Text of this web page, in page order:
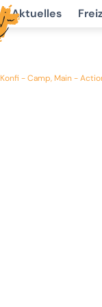
Aktuelles
Konfi - Camp, Main -